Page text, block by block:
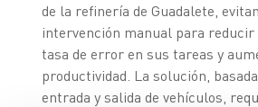
de la refinería de Guadalete,
intervención manual para
tasa de error en sus tareas y
productividad. La solución,
entrada y salida de vehículos,